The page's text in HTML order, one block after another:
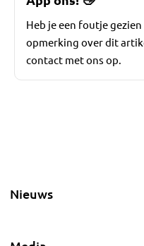
Heb je een foutje
opmerking over dit
contact met ons op.
Nieuws